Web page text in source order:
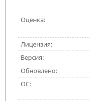
Оценка:
Лицензия:
Версия:
Обновлено:
ОС: